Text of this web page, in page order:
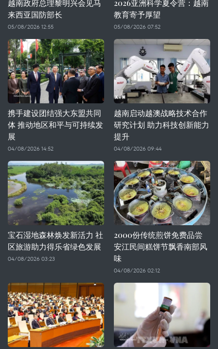
越南政府总理黎明兴会见马
来西亚国防部长
05/08/2026 12:55
2026亚洲科学夏令营：越南
教育寄予厚望
05/08/2026 07:52
携手建设团结强大东盟共同
体 推动地区和平与可持续发
展
04/08/2026 14:52
越南启动越澳战略技术合作
研究计划 助力科技创新能力
提升
04/08/2026 09:44
宝石湿地森林焕发新活力 社
区旅游助力得乐省绿色发展
04/08/2026 03:23
2000份传统煎饼免费品尝
安江民间糕饼节飘香南部风
味
04/08/2026 02:12